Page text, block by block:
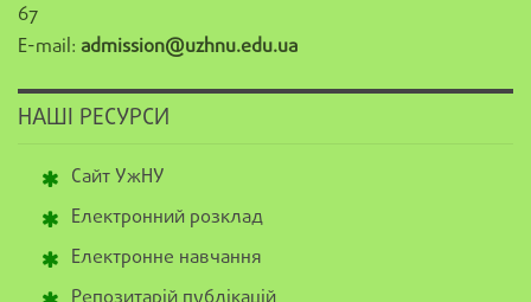
67
E-mail: admission@uzhnu.edu.ua
НАШІ РЕСУРСИ
Сайт УжНУ
Електронний розклад
Електронне навчання